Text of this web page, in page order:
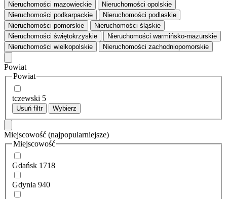
Nieruchomości mazowieckie
Nieruchomości opolskie
Nieruchomości podkarpackie
Nieruchomości podlaskie
Nieruchomości pomorskie
Nieruchomości śląskie
Nieruchomości świętokrzyskie
Nieruchomości warmińsko-mazurskie
Nieruchomości wielkopolskie
Nieruchomości zachodniopomorskie
Powiat
Powiat
tczewski 5
Usuń filtr Wybierz
Miejscowość (najpopularniejsze)
Miejscowość
Gdańsk 1718
Gdynia 940